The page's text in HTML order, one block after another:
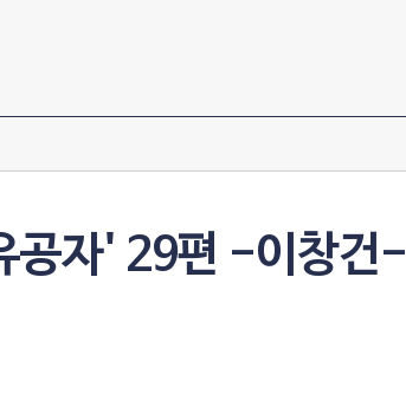
공자' 29편 -이창건-